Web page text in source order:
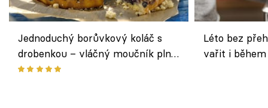
Jednoduchý borůvkový koláč s
drobenkou – vláčný moučník plný
ovoce
Léto bez
vařit i